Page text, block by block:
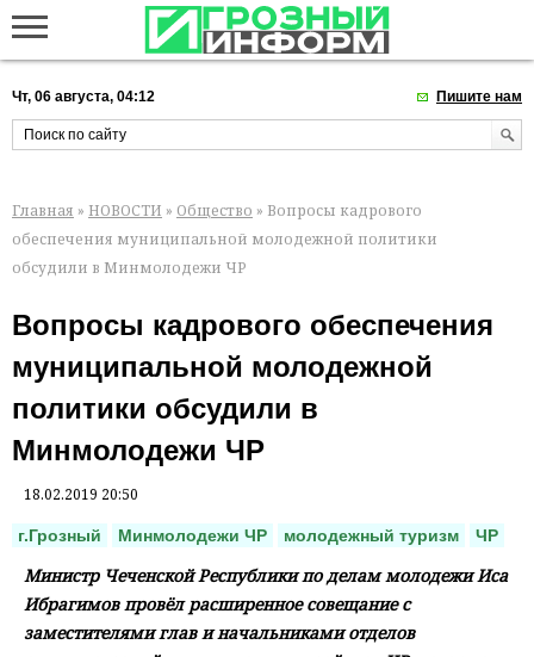
Чт, 06 августа, 04:12 Пишите нам
Главная » НОВОСТИ » Общество » Вопросы кадрового
обеспечения муниципальной молодежной политики
обсудили в Минмолодежи ЧР
Вопросы кадрового обеспечения
муниципальной молодежной
политики обсудили в
Минмолодежи ЧР
18.02.2019 20:50
г.Грозный Минмолодежи ЧР молодежный туризм ЧР
Министр Чеченской Республики по делам молодежи Иса
Ибрагимов провёл расширенное совещание с
заместителями глав и начальниками отделов